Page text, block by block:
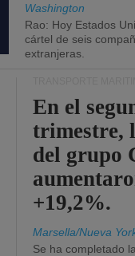
Washington
Rao: Hoy Estados
cártel de seis
extranjeras.
En el
trimestre,
del grupo
+19,2%.
Marsella/Nueva
Se ha completado